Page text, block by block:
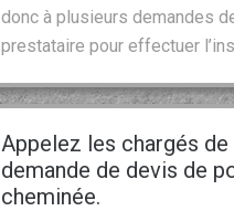
donc à plusieurs demandes
prestataire pour effectuer
Appelez les chargés
demande de devis de
cheminée.